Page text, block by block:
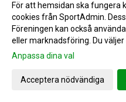
Tung förlust för herrlaget mot FF
Hertzögakronan Lördag 18/8
Seger 2-1 mot Bosna 92
10-åringarnas Cup 2018
För att hemsidan ska fungera
cookies från SportAdmin.
Föreningen kan också
eller marknadsföring. Du
Anpassa dina val
Acceptera nödvändiga